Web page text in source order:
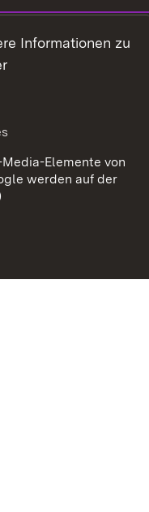
Informationen zu
Elemente von
werden auf der